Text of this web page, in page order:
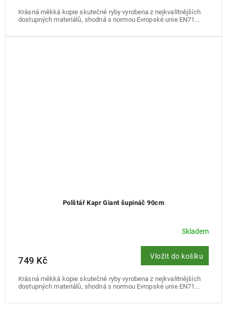
Krásná měkká kopie skutečné ryby vyrobena z nejkvalitnějších
dostupných materiálů, shodná s normou Evropské unie EN71...
Polštář Kapr Giant šupináč 90cm
Skladem
749 Kč Vložit do košíku
Krásná měkká kopie skutečné ryby vyrobena z nejkvalitnějších
dostupných materiálů, shodná s normou Evropské unie EN71...